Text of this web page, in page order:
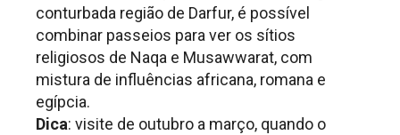
conturbada região de Darfur, é possível
combinar passeios para ver os sítios
religiosos de Naqa e Musawwarat, com
mistura de influências africana, romana e
egípcia.
Dica: visite de outubro a março, quando o